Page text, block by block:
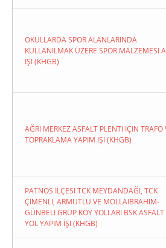
OKULLARDA SPOR ALANLARINDA
KULLANILMAK ÜZERE SPOR MALZEMESI
IŞI (KHGB)
AĞRI MERKEZ ASFALT PLENTI IÇIN TRAFO
TOPRAKLAMA YAPIM IŞI (KHGB)
PATNOS İLÇESI TCK MEYDANDAĞI, TCK
ÇIMENLI, ARMUTLU VE MOLLAIBRAHIM-
GÜNBELI GRUP KÖY YOLLARI BSK ASFALT
YOL YAPIM İŞI (KHGB)